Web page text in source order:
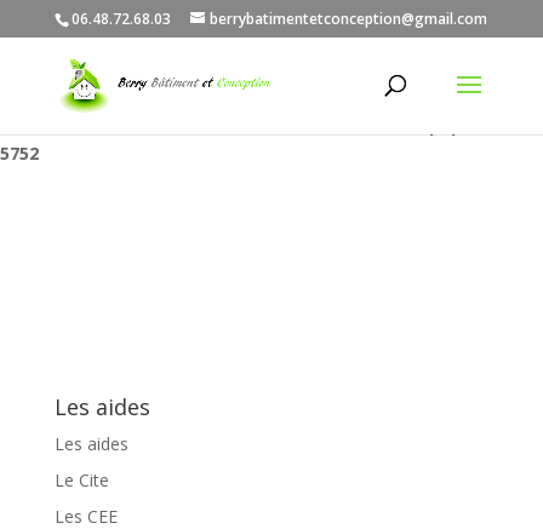
Warning: "continue" targeting switch is equivalent to "break". Did
you mean to use "continue 2"? in
/home/clients/29aaa7a83a9f881b8ad0feccc583731b/web/wp-
5752
06.48.72.68.03 berrybatimentetconception@gmail.com
Les aides
Les aides
Le Cite
Les CEE